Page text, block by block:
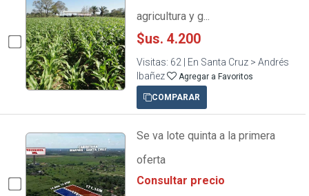
agricultura y g...
$us. 4.200
Visitas: 62 | En Santa Cruz > Andrés
Ibañez
Agregar a Favoritos
COMPARAR
Se va lote quinta a la primera
oferta
Consultar precio